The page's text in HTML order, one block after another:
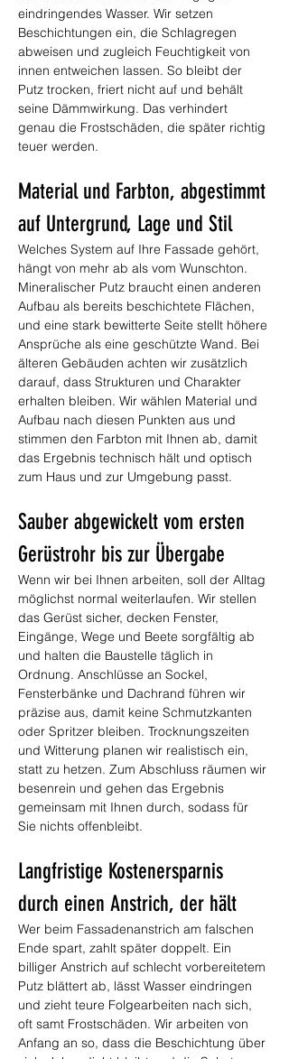
eindringendes Wasser. Wir setzen
Beschichtungen ein, die Schlagregen
abweisen und zugleich Feuchtigkeit von
innen entweichen lassen. So bleibt der
Putz trocken, friert nicht auf und behält
seine Dämmwirkung. Das verhindert
genau die Frostschäden, die später richtig
teuer werden.
Material und Farbton, abgestimmt
auf Untergrund, Lage und Stil
Welches System auf Ihre Fassade gehört,
hängt von mehr ab als vom Wunschton.
Mineralischer Putz braucht einen anderen
Aufbau als bereits beschichtete Flächen,
und eine stark bewitterte Seite stellt höhere
Ansprüche als eine geschützte Wand. Bei
älteren Gebäuden achten wir zusätzlich
darauf, dass Strukturen und Charakter
erhalten bleiben. Wir wählen Material und
Aufbau nach diesen Punkten aus und
stimmen den Farbton mit Ihnen ab, damit
das Ergebnis technisch hält und optisch
zum Haus und zur Umgebung passt.
Sauber abgewickelt vom ersten
Gerüstrohr bis zur Übergabe
Wenn wir bei Ihnen arbeiten, soll der Alltag
möglichst normal weiterlaufen. Wir stellen
das Gerüst sicher, decken Fenster,
Eingänge, Wege und Beete sorgfältig ab
und halten die Baustelle täglich in
Ordnung. Anschlüsse an Sockel,
Fensterbänke und Dachrand führen wir
präzise aus, damit keine Schmutzkanten
oder Spritzer bleiben. Trocknungszeiten
und Witterung planen wir realistisch ein,
statt zu hetzen. Zum Abschluss räumen wir
besenrein und gehen das Ergebnis
gemeinsam mit Ihnen durch, sodass für
Sie nichts offenbleibt.
Langfristige Kostenersparnis
durch einen Anstrich, der hält
Wer beim Fassadenanstrich am falschen
Ende spart, zahlt später doppelt. Ein
billiger Anstrich auf schlecht vorbereitetem
Putz blättert ab, lässt Wasser eindringen
und zieht teure Folgearbeiten nach sich,
oft samt Frostschäden. Wir arbeiten von
Anfang an so, dass die Beschichtung über